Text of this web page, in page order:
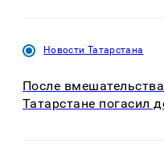
Новости Татарстана
После
Татарстане погасил